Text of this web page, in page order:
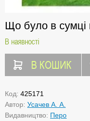
Що було в сумці
В наявності
В КОШИК
Код: 425171
Автор: Усачев А. А.
Видавництво: Перо